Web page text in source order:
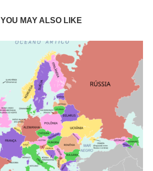
YOU MAY ALSO LIKE